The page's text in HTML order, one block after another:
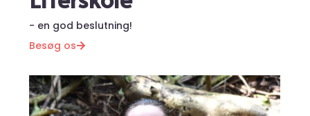
- en god beslutning!
Besøg os